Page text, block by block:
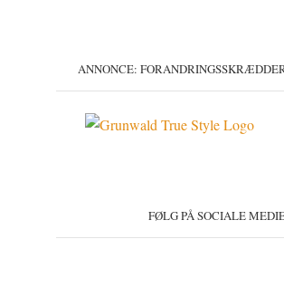
ANNONCE:
FØLG PÅ SOCIALE